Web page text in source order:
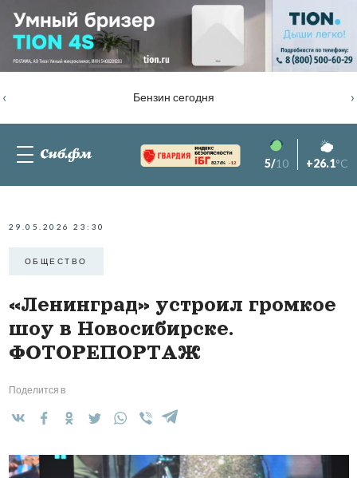
Бензин сегодня
‹ ›
82.76% -1.2 5/10 +26.1°C
29.05.2026 23:30
ОБЩЕСТВО
«Ленинград» устроил громкое
шоу в Новосибирске.
ФОТОРЕПОРТАЖ
Поделится в